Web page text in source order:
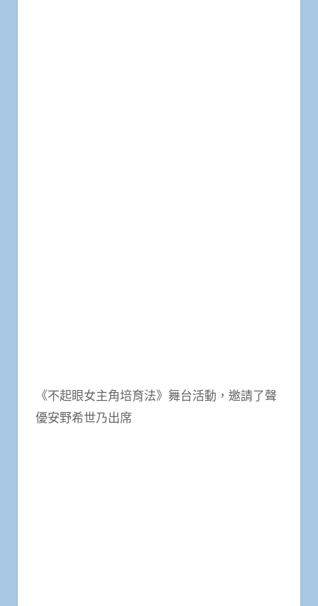
《不起眼女主角培育法》舞台活動，邀請了聲
優安野希世乃出席